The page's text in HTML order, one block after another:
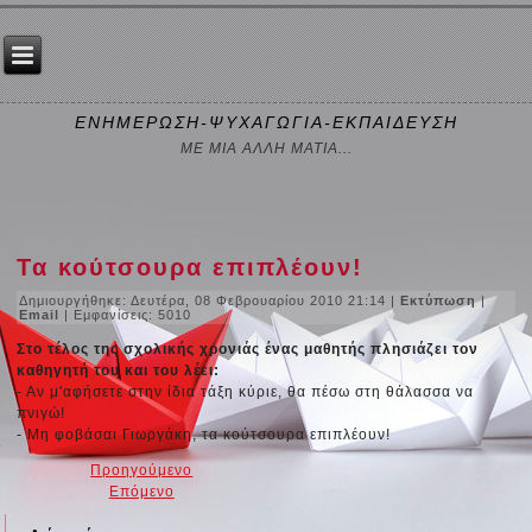
ΕΝΗΜΕΡΩΣΗ-ΨΥΧΑΓΩΓΙΑ-ΕΚΠΑΙΔΕΥΣΗ
ΜΕ ΜΙΑ ΑΛΛΗ ΜΑΤΙΑ...
Τα κούτσουρα επιπλέουν!
Δημιουργήθηκε: Δευτέρα, 08 Φεβρουαρίου 2010 21:14 |Εκτύπωση|
Email | Εμφανίσεις: 5010
Στο τέλος της σχολικής χρονιάς ένας μαθητής πλησιάζει τον
καθηγητή του και του λέει:
- Αν μ'αφήσετε στην ίδια τάξη κύριε, θα πέσω στη θάλασσα να
πνιγώ!
- Μη φοβάσαι Γιωργάκη, τα κούτσουρα επιπλέουν!
Προηγούμενο
Επόμενο